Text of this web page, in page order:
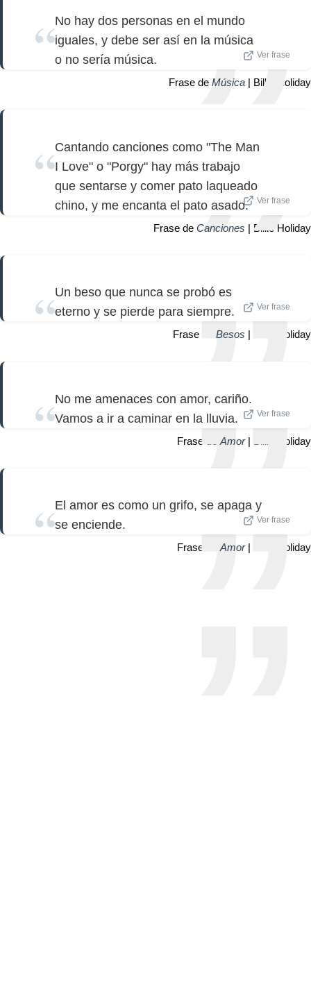
No hay dos personas en el mundo
iguales, y debe ser así en la música
o no sería música.
Ver frase
Frase de Música | Billie Holiday
Cantando canciones como "The Man
I Love" o "Porgy" hay más trabajo
que sentarse y comer pato laqueado
chino, y me encanta el pato asado.
Ver frase
Frase de Canciones | Billie Holiday
Un beso que nunca se probó es
eterno y se pierde para siempre.
Ver frase
Frase de Besos | Billie Holiday
No me amenaces con amor, cariño.
Vamos a ir a caminar en la lluvia.
Ver frase
Frase de Amor| Billie Holiday
El amor es como un grifo, se apaga y
se enciende.
Ver frase
Frase de Amor| Billie Holiday